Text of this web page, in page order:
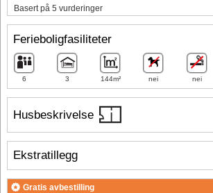
Husbeskrivelse
Basert på 5 vurderinger
Ferieboligfasiliteter
6 3 144m² nei nei
Ekstratillegg
Gratis avbestilling